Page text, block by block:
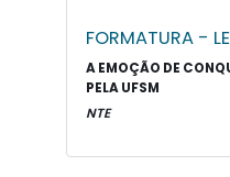
FORMATURA -
A EMOÇÃO DE
PELA UFSM
NTE